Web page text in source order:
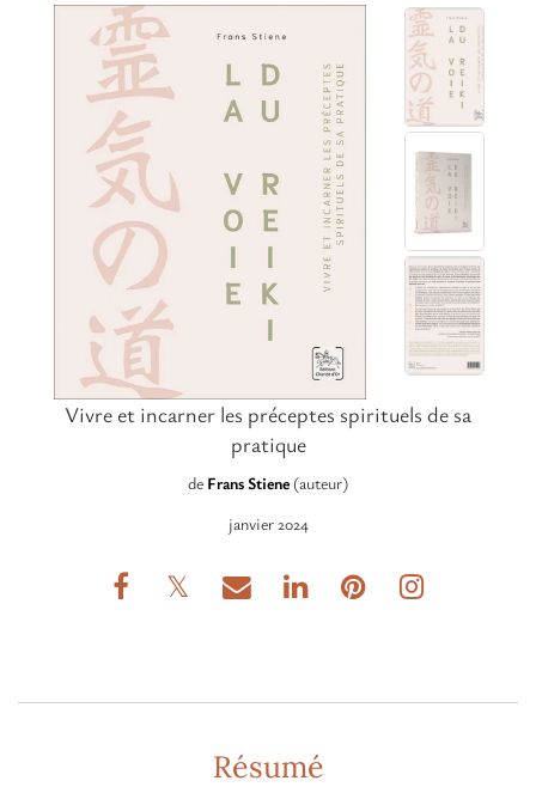
Vivre et incarner les préceptes spirituels de sa
pratique
de Frans Stiene (auteur)
janvier 2024
Résumé